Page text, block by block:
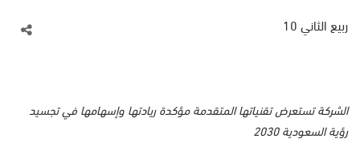
ربيع الثاني 10
الشركة تستعرض تقنياتها المتقدمة مؤكدة ريادتها وإسهامها في تجسيد
رؤية السعودية 2030